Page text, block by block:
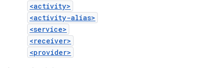
<activity>
<activity-alias>
<service>
<receiver>
<provider>